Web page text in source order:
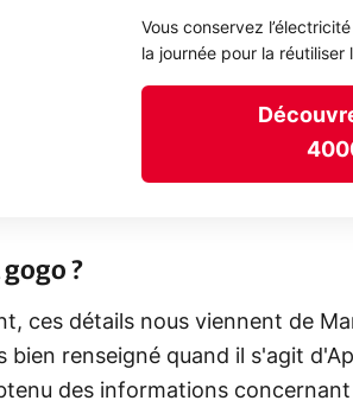
Vous conservez
la journée pour la
?
ces détails nous viennent de
bien renseigné quand il s'agit
des informations